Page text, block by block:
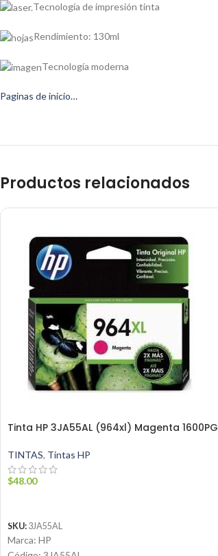
Tecnología de impresión tinta
Rendimiento: 130ml
Tecnología moderna
Paginas de inicio…
Productos relacionados
Tinta HP 3JA55AL (964xl) Magenta 1600PG
TINTAS, Tintas HP
$48.00
SKU: 3JA55AL
Marca: HP